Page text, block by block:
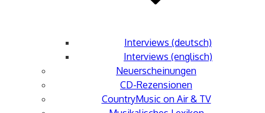
Interviews (deutsch)
Interviews (englisch)
Neuerscheinungen
CD-Rezensionen
CountryMusic on Air & TV